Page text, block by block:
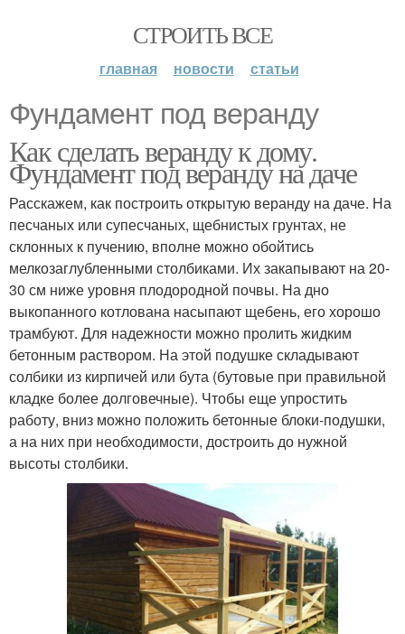
СТРОИТЬ ВСЕ
главная новости статьи
Фундамент под веранду
Как сделать веранду к дому.
Фундамент под веранду на даче
Расскажем, как построить открытую веранду на даче. На
песчаных или супесчаных, щебнистых грунтах, не
склонных к пучению, вполне можно обойтись
мелкозаглубленными столбиками. Их закапывают на 20-
30 см ниже уровня плодородной почвы. На дно
выкопанного котлована насыпают щебень, его хорошо
трамбуют. Для надежности можно пролить жидким
бетонным раствором. На этой подушке складывают
солбики из кирпичей или бута (бутовые при правильной
кладке более долговечные). Чтобы еще упростить
работу, вниз можно положить бетонные блоки-подушки,
а на них при необходимости, достроить до нужной
высоты столбики.